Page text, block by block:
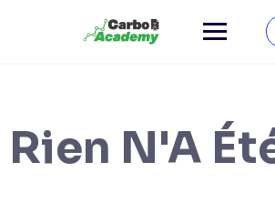
Rien N'A